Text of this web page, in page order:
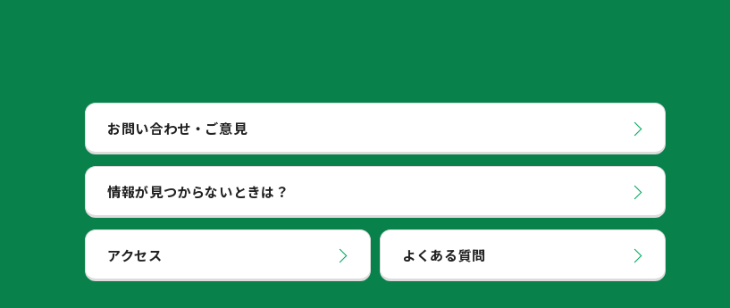
お問い合わせ・ご意見
情報が見つからないときは？
アクセス よくある質問